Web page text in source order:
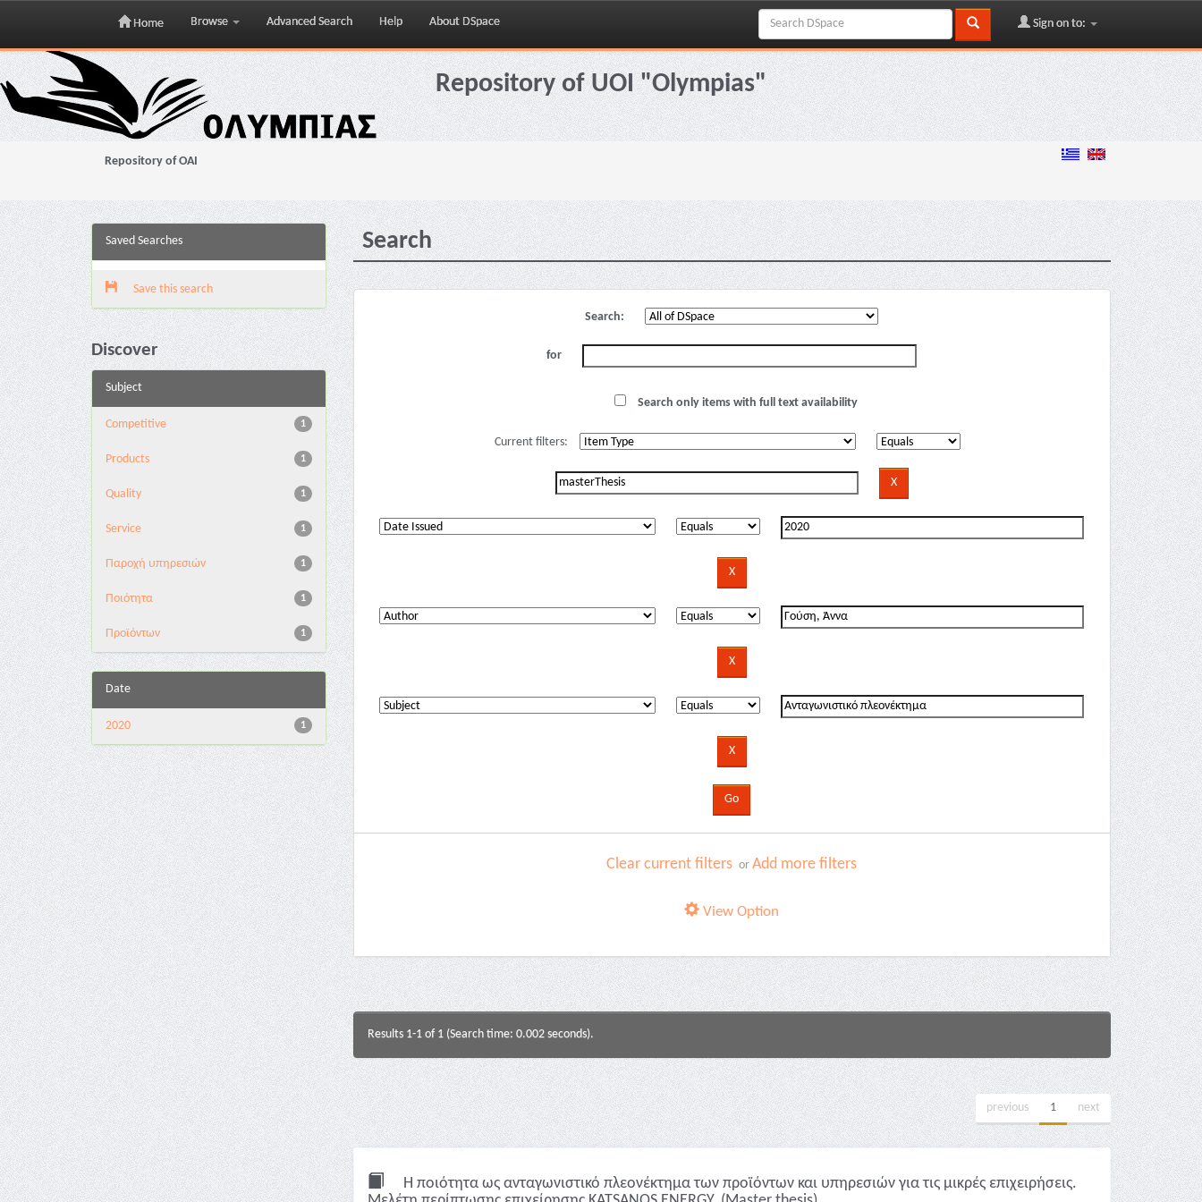
Skip
navigation
Home Browse Advanced Search Help About DSpace Sign on to:
Repository of UOI "Olympias"
Repository of OAI
Saved Searches
Save this search
Discover
Subject
1
Competitive
1
Products
1
Quality
1
Service
1
Παροχή υπηρεσιών
1
Ποιότητα
1
Προϊόντων
Date
1
2020
Search
Search:
for
Search only items with full text availability
Current filters:
Clear current filters orAdd more filters
View Option
Results 1-1 of 1 (Search time: 0.002 seconds).
previous 1 next
Η ποιότητα ως ανταγωνιστικό πλεονέκτημα των προϊόντων και υπηρεσιών για τις μικρές επιχειρήσεις.